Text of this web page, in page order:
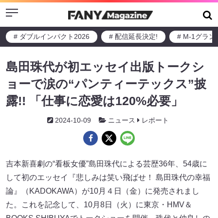
Menu
# ダブルインパクト2026 # 配信延長決定! # M-1グラン
島田珠代が初エッセイ出版トークシ
ョーで涙の“パンティーテックス”披
露!! 「仕事に恋愛は120%必要」
2024-10-09 ニュース レポート
吉本新喜劇の“看板女優”島田珠代による芸歴36年、54歳に
して初のエッセイ『悲しみは笑い飛ばせ！ 島田珠代の幸福
論』（KADOKAWA）が10月４日（金）に発売されまし
た。これを記念して、10月8日（火）に東京・HMV＆